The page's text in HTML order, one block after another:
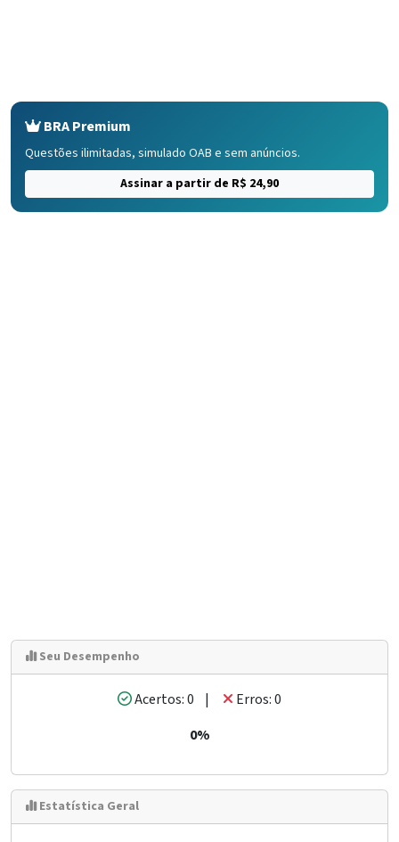
BRA Premium
Questões ilimitadas, simulado OAB e sem anúncios.
Assinar a partir de R$ 24,90
Seu Desempenho
Acertos: 0 |
Erros: 0
0%
Estatística Geral